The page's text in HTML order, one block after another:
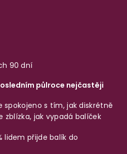
90 dní
půlroce nejčastěji
spokojeno s tím, jak diskrétně
zblízka, jak vypadá balíček
lidem přijde balík do